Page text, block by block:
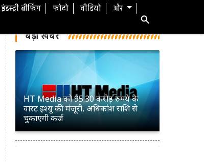
इंडस्ट्री ब्रीफिंग फोटो वीडियो और
बड़ी खबरें
HT Media को 95.30 करोड़ रुपये के
वारंट इश्यू की मंजूरी, अधिकांश राशि से
चुकाएगी कर्ज